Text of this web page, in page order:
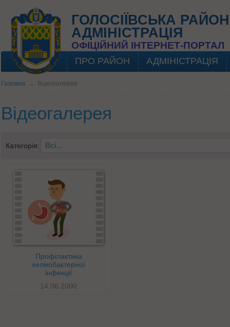
ГОЛОСІЇВСЬКА
АДМІНІСТРАЦІЯ
ОФІЦІЙНИЙ ІНТЕРНЕТ-ПОРТАЛ
ПРО РАЙОН АДМІНІСТРАЦІЯ
Головна→ Відеогалерея
Відеогалерея
Категорія:
Профілактика
хелікобактерної
інфекції
14.06.2000